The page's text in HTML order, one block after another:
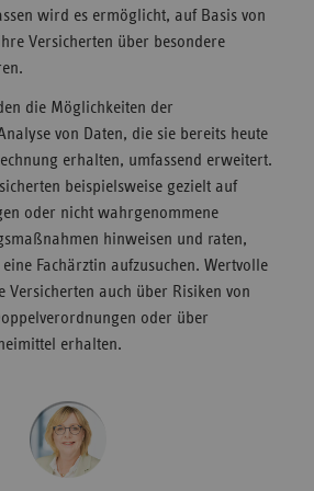
wird es ermöglicht, auf Basis von
Versicherten über besondere
die Möglichkeiten der
von Daten, die sie bereits heute
erhalten, umfassend erweitert.
beispielsweise gezielt auf
oder nicht wahrgenommene
hinweisen und raten,
Fachärztin aufzusuchen. Wertvolle
Versicherten auch über Risiken von
oder über
erhalten.